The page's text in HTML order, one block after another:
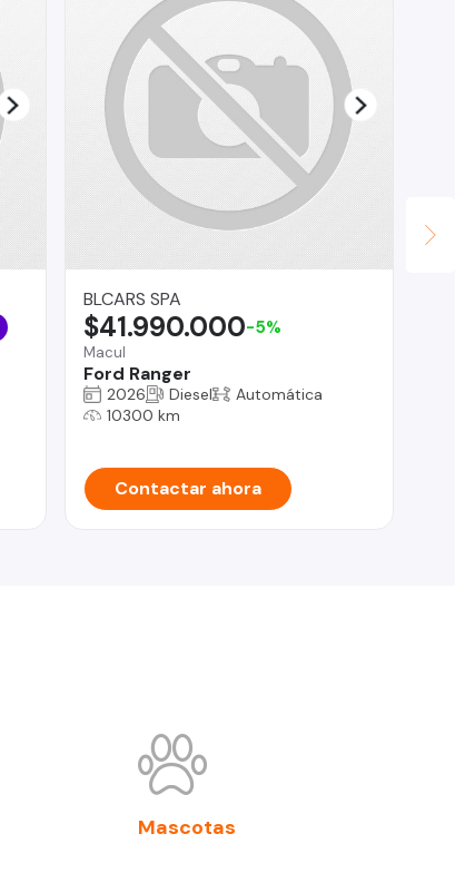
BLCARS SPA
Macul
Ford Ranger
$41.990.000-5%
2026 Diesel
Automática
10300 km
Contactar ahora
Mascotas